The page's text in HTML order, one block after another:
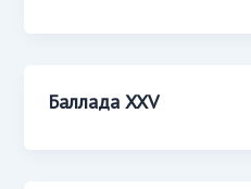
Баллада XXV